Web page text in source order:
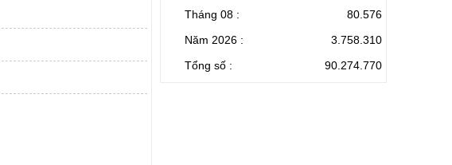
Tháng 08 :
80.576
Năm 2026 :
3.758.310
Tổng số :
90.274.770